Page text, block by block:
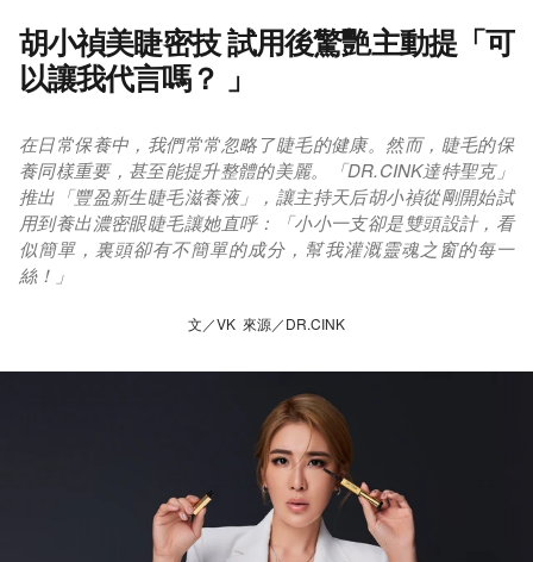
胡小禎美睫密技 試用後驚艷主動提「可
以讓我代言嗎？ 」
在日常保養中，我們常常忽略了睫毛的健康。然而，睫毛的保
養同樣重要，甚至能提升整體的美麗。「DR.CINK達特聖克」
推出「豐盈新生睫毛滋養液」，讓主持天后胡小禎從剛開始試
用到養出濃密眼睫毛讓她直呼：「小小一支卻是雙頭設計，看
似簡單，裏頭卻有不簡單的成分，幫我灌溉靈魂之窗的每一
絲！」
文／VK 來源／DR.CINK